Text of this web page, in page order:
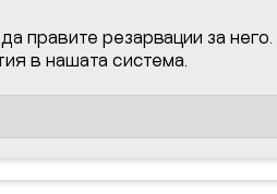
правите резарвации за
в нашата система.